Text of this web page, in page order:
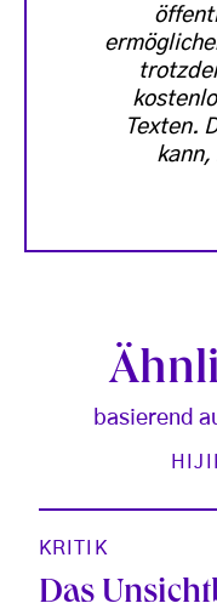
Texten.
kann,
basierend
KRITIK
Das